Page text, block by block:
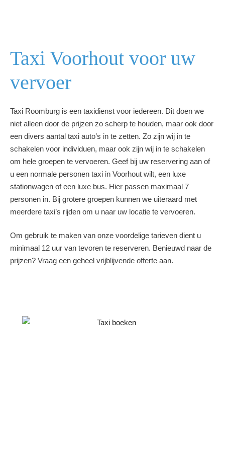
Taxi Voorhout voor uw
vervoer
Taxi Roomburg is een taxidienst voor iedereen. Dit doen we
niet alleen door de prijzen zo scherp te houden, maar ook door
een divers aantal taxi auto’s in te zetten. Zo zijn wij in te
schakelen voor individuen, maar ook zijn wij in te schakelen
om hele groepen te vervoeren. Geef bij uw reservering aan of
u een normale personen taxi in Voorhout wilt, een luxe
stationwagen of een luxe bus. Hier passen maximaal 7
personen in. Bij grotere groepen kunnen we uiteraard met
meerdere taxi’s rijden om u naar uw locatie te vervoeren.
Om gebruik te maken van onze voordelige tarieven dient u
minimaal 12 uur van tevoren te reserveren. Benieuwd naar de
prijzen? Vraag een geheel vrijblijvende offerte aan.